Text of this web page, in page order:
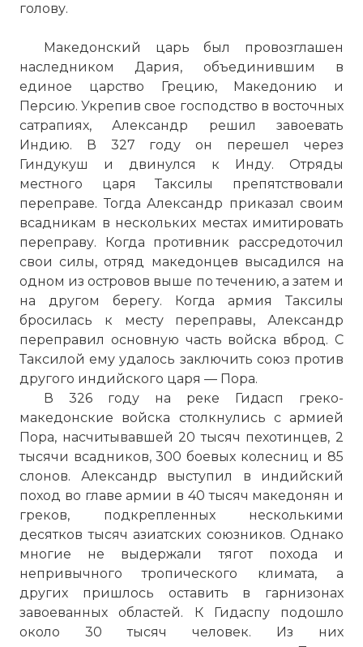
голову.
Македонский царь был провозглашен
наследником Дария, объединившим в
единое царство Грецию, Македонию и
Персию. Укрепив свое господство в восточных
сатрапиях, Александр решил завоевать
Индию. В 327 году он перешел через
Гиндукуш и двинулся к Инду. Отряды
местного царя Таксилы препятствовали
переправе. Тогда Александр приказал своим
всадникам в нескольких местах имитировать
переправу. Когда противник рассредоточил
свои силы, отряд македонцев высадился на
одном из островов выше по течению, а затем и
на другом берегу. Когда армия Таксилы
бросилась к месту переправы, Александр
переправил основную часть войска вброд. С
Таксилой ему удалось заключить союз против
другого индийского царя — Пора.
В 326 году на реке Гидасп греко-
македонские войска столкнулись с армией
Пора, насчитывавшей 20 тысяч пехотинцев, 2
тысячи всадников, 300 боевых колесниц и 85
слонов. Александр выступил в индийский
поход во главе армии в 40 тысяч македонян и
греков, подкрепленных несколькими
десятков тысяч азиатских союзников. Однако
многие не выдержали тягот похода и
непривычного тропического климата, а
других пришлось оставить в гарнизонах
завоеванных областей. К Гидаспу подошло
около 30 тысяч человек. Из них